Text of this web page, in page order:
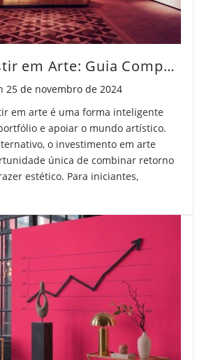
Como Investir em Arte: Guia Completo para Iniciantes
Posted on
25 de novembro de 2024
em arte é uma forma inteligente
e apoiar o mundo artístico.
o investimento em arte
única de combinar retorno
estético. Para iniciantes,